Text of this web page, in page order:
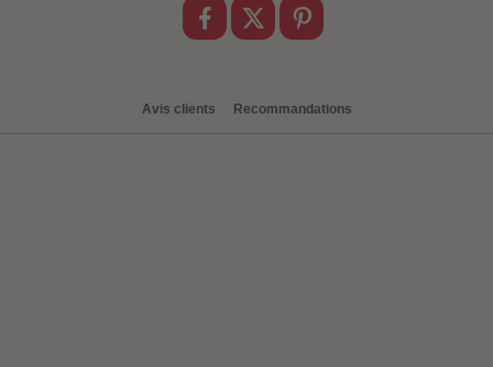
Avis clients Recommandations